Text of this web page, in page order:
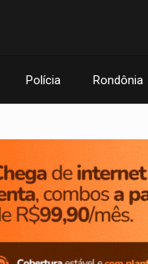
Polícia Rondônia